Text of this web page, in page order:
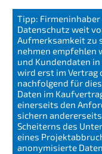
Tipp:
Daten­schutz weit
Aufmerk­sam­keit zu
neh­men empfeh­len
und Kunden­da­ten
wird erst im Vertrag
nachfol­gend für
Daten im
einer­seits den
sichern
Schei­terns des
eines
anony­mi­sier­te